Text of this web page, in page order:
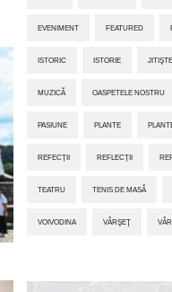
EVENIMENT FEATURED
ISTORIC ISTORIE JITIŞTE
MUZICĂ OASPETELE NOSTRU
PASIUNE PLANTE
REFECȚII REFLECȚII
TEATRU TENIS DE MASĂ
VOIVODINA VÂRŞEŢ